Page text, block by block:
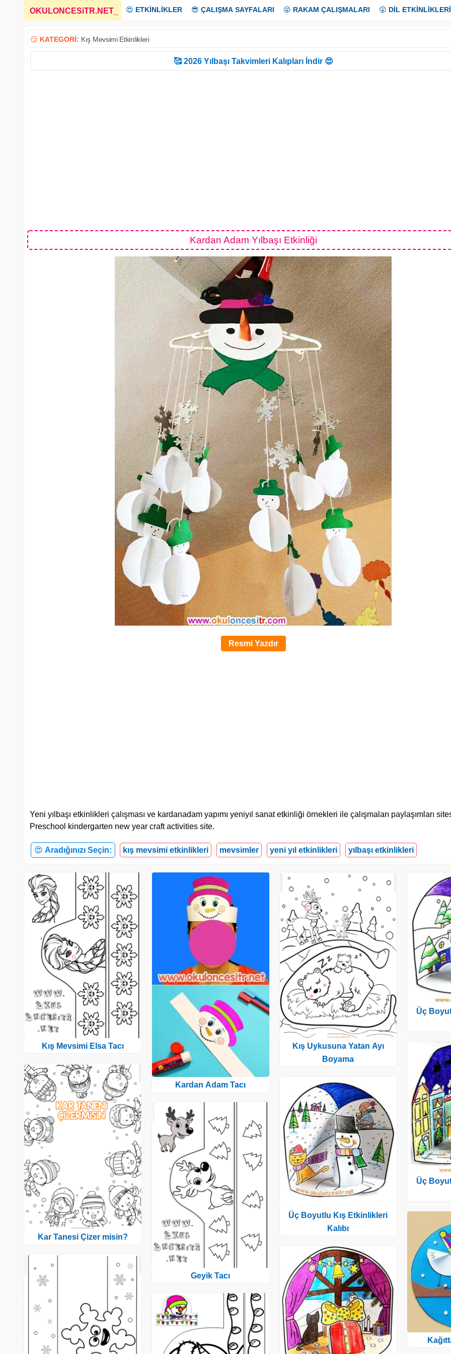
OKULONCESiTR.NET 😍 ETKİNLİKLER 😎 ÇALIŞMA SAYFALARI 😜 RAKAM ÇALIŞMALARI 😲 DİL ETKİNLİKLERİ
😏 KATEGORİ: Kış Mevsimi Etkinlikleri
🥰 2026 Yılbaşı Takvimleri Kalıpları İndir 😍
Kardan Adam Yılbaşı Etkinliği
Resmi Yazdır
Yeni yılbaşı etkinlikleri çalışması ve kardanadam yapımı yeniyıl sanat etkinliği örnekleri ile çalışmaları paylaşımları
Preschool kindergarten new year craft activities site.
😍 Aradığınızı Seçin: kış mevsimi etkinlikleri mevsimler yeni yıl etkinlikleri yılbaşı etkinlikleri
Kış Mevsimi Elsa Tacı
Kar Tanesi Çizer misin?
Kardan Adam Tacı
Geyik Tacı
Kış Uykusuna Yatan Ayı
Boyama
Üç Boyutlu Kış Etkinlikleri
Kalıbı
Üç
Üç